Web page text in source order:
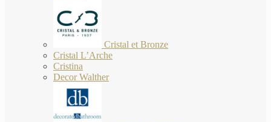
Cristal et Bronze
Cristal L’Arche
Cristina
Decor Walther